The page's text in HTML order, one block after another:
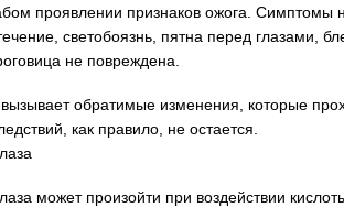
проявлении признаков ожога. Симптомы
светобоязнь, пятна перед глазами,
не повреждена.
обратимые изменения, которые
как правило, не остается.
может произойти при воздействии